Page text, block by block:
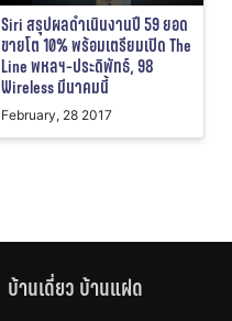
Siri สรุปผลดำเนินงานปี 59 ยอด
ขายโต 10% พร้อมเตรียมเปิด The
Line พหลฯ-ประดิพัทธ์, 98
Wireless มีนาคมนี้
February, 28 2017
บ้านเดี่ยว บ้านแฝด